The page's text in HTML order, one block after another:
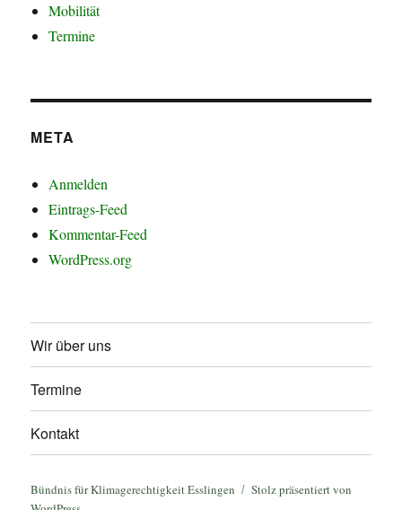
Mobilität
Termine
META
Anmelden
Eintrags-Feed
Kommentar-Feed
WordPress.org
Wir über uns
Termine
Kontakt
Bündnis für Klimagerechtigkeit Esslingen
Stolz präsentiert von